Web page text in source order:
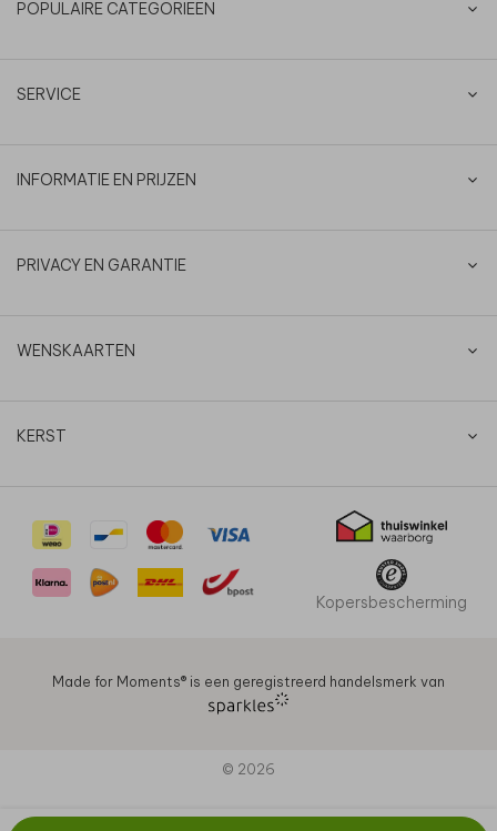
POPULAIRE CATEGORIEËN
SERVICE
INFORMATIE EN PRIJZEN
PRIVACY EN GARANTIE
WENSKAARTEN
KERST
Kopersbescherming
Made for Moments®️ is een geregistreerd handelsmerk van
© 2026